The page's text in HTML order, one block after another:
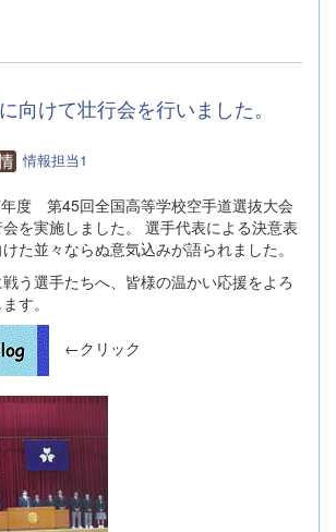
向けて壮行会を行いました。
情報担当1
度 第45回全国高等学校空手道選抜大会
を実施しました。 選手代表による決意表
た並々ならぬ意気込みが語られました。
う選手たちへ、皆様の温かい応援をよろ
す。
←クリック